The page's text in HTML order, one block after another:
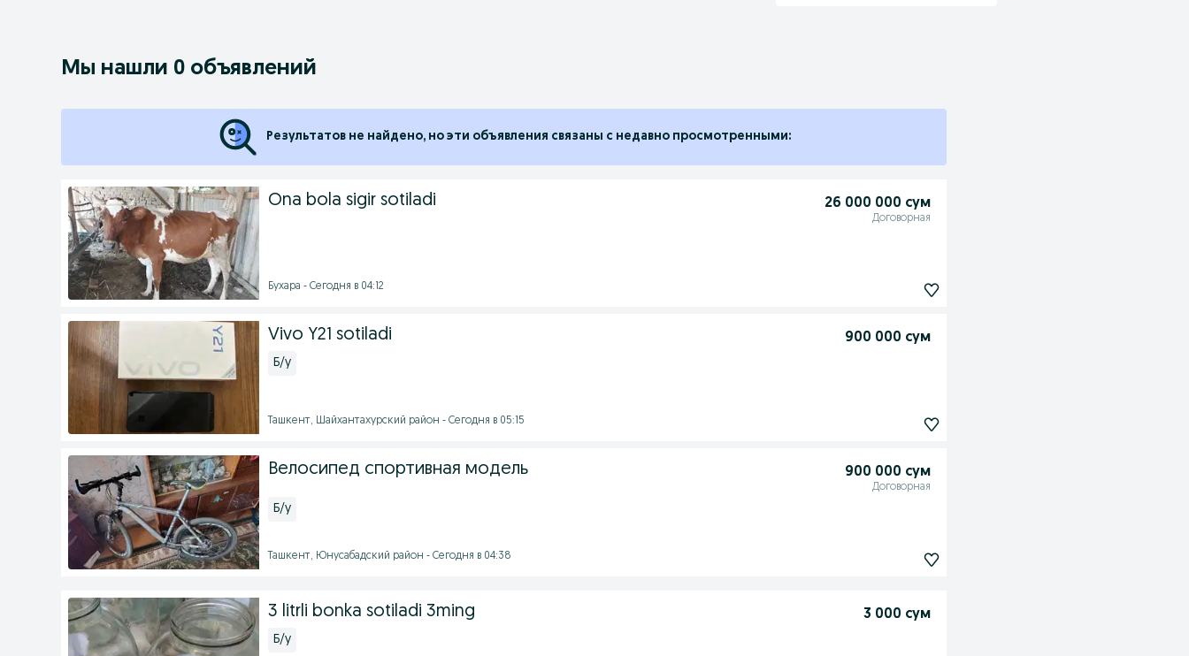
Мы нашли 0 объявлений
Результатов не найдено, но эти объявления связаны с недавно просмотренными:
Ona bola sigir sotiladi 26 000 000 сум
Договорная
Бухара - Сегодня в 04:12
Vivo Y21 sotiladi 900 000 сум
Б/у
Ташкент, Шайхантахурский район - Сегодня в 05:15
Велосипед спортивная модель 900 000 сум
Договорная
Б/у
Ташкент, Юнусабадский район - Сегодня в 04:38
3 litrli bonka sotiladi 3ming 3 000 сум
Б/у